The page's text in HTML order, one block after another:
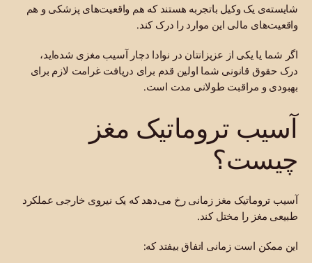
شایسته‌ی یک وکیل باتجربه هستند که هم واقعیت‌های پزشکی و هم
واقعیت‌های مالی این موارد را درک کند.
اگر شما یا یکی از عزیزانتان در نوادا دچار آسیب مغزی شده‌اید،
درک حقوق قانونی شما اولین قدم برای دریافت غرامت لازم برای
بهبودی و مراقبت طولانی مدت است.
آسیب تروماتیک مغز
چیست؟
آسیب تروماتیک مغز زمانی رخ می‌دهد که یک نیروی خارجی عملکرد
طبیعی مغز را مختل کند.
این ممکن است زمانی اتفاق بیفتد که: